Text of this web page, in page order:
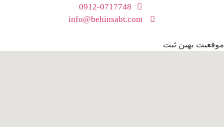
0912-0717748
info@behinsabt.com
موقعیت بهین ثبت